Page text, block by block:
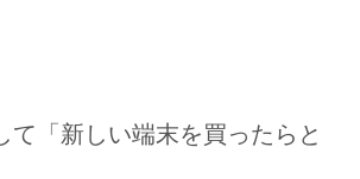
「新しい端末を買ったらと